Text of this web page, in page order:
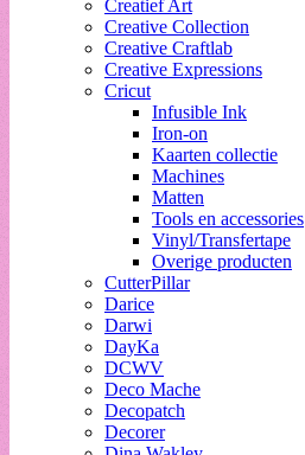
Creatief Art
Creative Collection
Creative Craftlab
Creative Expressions
Cricut
Infusible Ink
Iron-on
Kaarten collectie
Machines
Matten
Tools en accessories
Vinyl/Transfertape
Overige producten
CutterPillar
Darice
Darwi
DayKa
DCWV
Deco Mache
Decopatch
Decorer